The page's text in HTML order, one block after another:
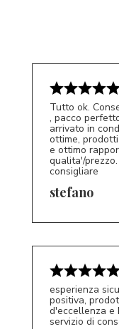
S*
Tutto ok.
, pacco
arrivato in
ottime,
e ottimo
qualita'/
consigliare
stefano
esperienza
positiva,
d'eccellenza e
servizio di